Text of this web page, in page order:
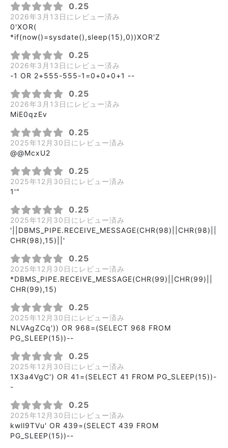
0.25
2026年3月13日にレビュー済み
0'XOR(
*if(now()=sysdate(),sleep(15),0))XOR'Z
0.25
2026年3月13日にレビュー済み
-1 OR 2+555-555-1=0+0+0+1 --
0.25
2026年3月13日にレビュー済み
MiE0qzEv
0.25
2025年12月30日にレビュー済み
@@McxU2
0.25
2025年12月30日にレビュー済み
1'"
0.25
2025年12月30日にレビュー済み
'||DBMS_PIPE.RECEIVE_MESSAGE(CHR(98)||CHR(98)||
CHR(98),15)||'
0.25
2025年12月30日にレビュー済み
*DBMS_PIPE.RECEIVE_MESSAGE(CHR(99)||CHR(99)||
CHR(99),15)
0.25
2025年12月30日にレビュー済み
NLVAgZCq')) OR 968=(SELECT 968 FROM
PG_SLEEP(15))--
0.25
2025年12月30日にレビュー済み
1X3a4VgC') OR 41=(SELECT 41 FROM PG_SLEEP(15))-
-
0.25
2025年12月30日にレビュー済み
kwll9TVu' OR 439=(SELECT 439 FROM
PG_SLEEP(15))--